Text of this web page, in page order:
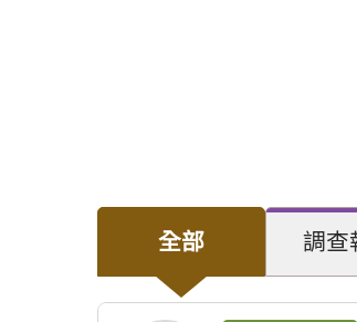
全部 調查